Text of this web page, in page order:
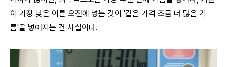
이 가장 낮은 이른 오전에 넣는 것이 '같은 가격 조금 더 많은 기
름'을 넣어지는 건 사실이다.